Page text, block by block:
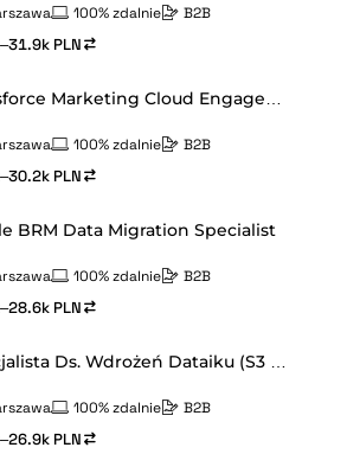
100% zdalnie B2B
PLN
100% zdalnie B2B
PLN
BRM Data Migration Specialist
100% zdalnie B2B
PLN
100% zdalnie B2B
PLN